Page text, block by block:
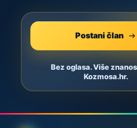
Postani član
Bez oglasa. Više
Kozmosa.hr.